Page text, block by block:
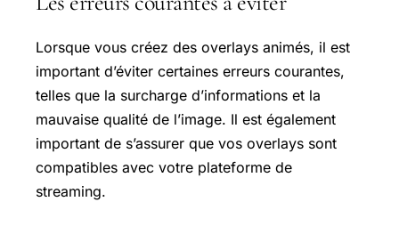
Lorsque vous créez des overlays animés, il est
important d’éviter certaines erreurs courantes,
telles que la surcharge d’informations et la
mauvaise qualité de l’image. Il est également
important de s’assurer que vos overlays sont
compatibles avec votre plateforme de
streaming.